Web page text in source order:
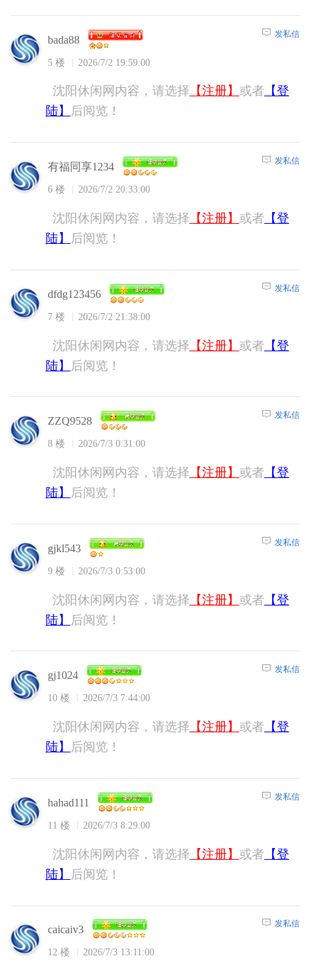
bada88
5 楼 2026/7/2 19:59:00
发私信
沈阳休闲网内容，请选择 【注册】 或者 【登
陆】
后阅览！
有福同享1234
6 楼 2026/7/2 20:33:00
发私信
沈阳休闲网内容，请选择 【注册】 或者 【登
陆】
后阅览！
dfdg123456
7 楼 2026/7/2 21:38:00
发私信
沈阳休闲网内容，请选择 【注册】 或者 【登
陆】
后阅览！
ZZQ9528
8 楼 2026/7/3 0:31:00
发私信
沈阳休闲网内容，请选择 【注册】 或者 【登
陆】
后阅览！
gjkl543
9 楼 2026/7/3 0:53:00
发私信
沈阳休闲网内容，请选择 【注册】 或者 【登
陆】
后阅览！
gj1024
10 楼 2026/7/3 7:44:00
发私信
沈阳休闲网内容，请选择 【注册】 或者 【登
陆】
后阅览！
hahad111
11 楼 2026/7/3 8:29:00
发私信
沈阳休闲网内容，请选择 【注册】 或者 【登
陆】
后阅览！
caicaiv3
12 楼 2026/7/3 13:11:00
发私信